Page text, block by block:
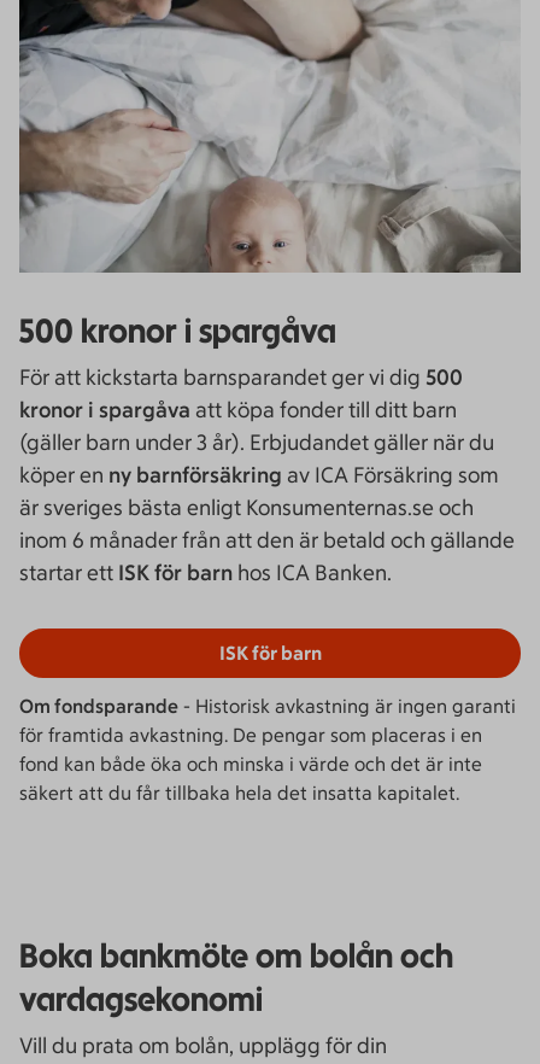
500 kronor i spargåva
För att kickstarta barnsparandet ger vi dig 500
kronor i spargåva att köpa fonder till ditt barn
(gäller barn under 3 år). Erbjudandet gäller när du
köper en ny barnförsäkring av ICA Försäkring som
är sveriges bästa enligt Konsumenternas.se och
inom 6 månader från att den är betald och gällande
startar ett ISK för barn hos ICA Banken.
ISK för barn
Om fondsparande - Historisk avkastning är ingen garanti
för framtida avkastning. De pengar som placeras i en
fond kan både öka och minska i värde och det är inte
säkert att du får tillbaka hela det insatta kapitalet.
Boka bankmöte om bolån och
vardagsekonomi
Vill du prata om bolån, upplägg för din